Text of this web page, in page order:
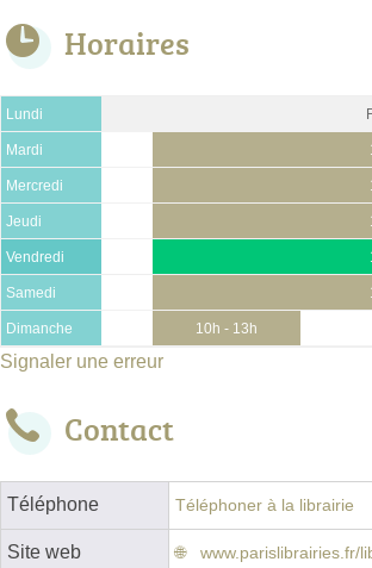
Horaires
Lundi
Mardi
Mercredi
Jeudi
Vendredi
Samedi
Dimanche 10h - 13h
Signaler une erreur
Contact
Téléphone Téléphoner à la librairie
Site web www.parislibrairies.fr/